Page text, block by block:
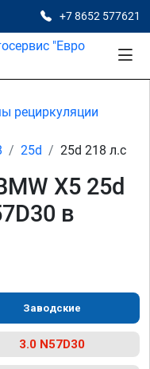
+7 8652 577621
рециркуляции
25d 25d 218 л.с
X5 25d
в
Заводские
3.0 N57D30